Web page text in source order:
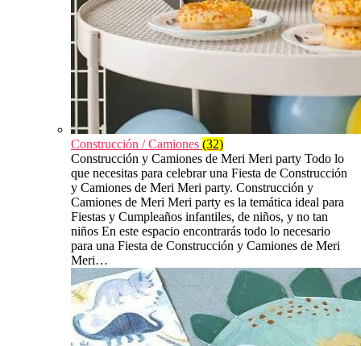
Construcción / Camiones (32)
Construcción y Camiones de Meri Meri party Todo lo
que necesitas para celebrar una Fiesta de Construcción
y Camiones de Meri Meri party. Construcción y
Camiones de Meri Meri party es la temática ideal para
Fiestas y Cumpleaños infantiles, de niños, y no tan
niños En este espacio encontrarás todo lo necesario
para una Fiesta de Construcción y Camiones de Meri
Meri…